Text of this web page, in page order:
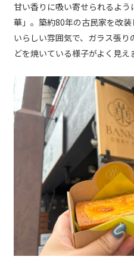
甘い香りに吸い寄せられるよ
華」。築約80年の古民家を改
いらしい雰囲気で、ガラス張
どを焼いている様子がよく見え